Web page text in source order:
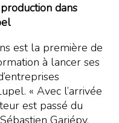
dans
est la première de
à lancer ses
« Avec l’arrivée
est passé du